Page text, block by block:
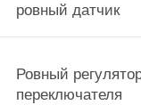
ровный датчик
Ровный
переключателя